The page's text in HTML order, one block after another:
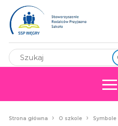
Strona główna O szkole Symbole